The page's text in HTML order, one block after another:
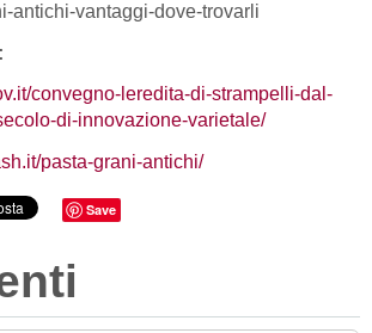
antichi-vantaggi-dove-trovarli
convegno-leredita-di-strampelli-dal-
di-innovazione-varietale/
pasta-grani-antichi/
Save